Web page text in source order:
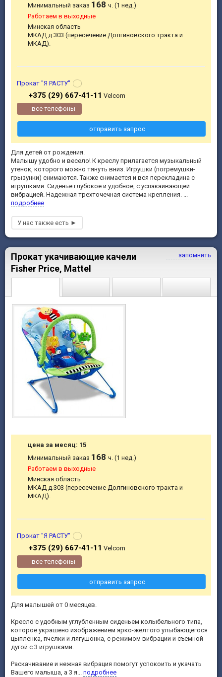
Для детей от рождения.
Малышу удобно и весело! К креслу прилагается музыкальный
утенок, которого можно тянуть вниз. Игрушки (погремушки-
грызунки) снимаются. Также снимается и вся перекладина с
игрушками. Сиденье глубокое и удобное, с успакаивающей
вибрацией. Надежная трехточечная система крепления. ...
подробнее
Минимальный заказ 168ч. (1 нед.)
Работаем в выходные
Минская область
МКАД д.303 (пересечение Долгиновского тракта и
МКАД).
Прокат "Я РАСТУ"
+375 (29) 667-41-11 Velcom
все телефоны
отправить запрос
запомнить
Прокат укачивающие качели
Fisher Price, Mattel
Для малышей от 0 месяцев.
Кресло с удобным углубленным сиденьем колыбельного типа,
которое украшено изображением ярко-желтого улыбающегося
цыпленка, пчелки и лягушонка, с режимом вибрации и съемной
дугой с 3 игрушками.
Раскачивание и нежная вибрация помогут успокоить и укачать
Вашего малыша, а 3 я... подробнее
цена за месяц: 15
Минимальный заказ 168ч. (1 нед.)
Работаем в выходные
Минская область
МКАД д.303 (пересечение Долгиновского тракта и
МКАД).
Прокат "Я РАСТУ"
+375 (29) 667-41-11 Velcom
все телефоны
отправить запрос